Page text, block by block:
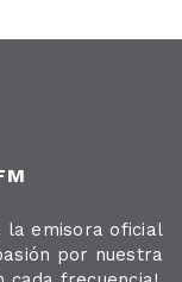
la emisora oficial
por nuestra